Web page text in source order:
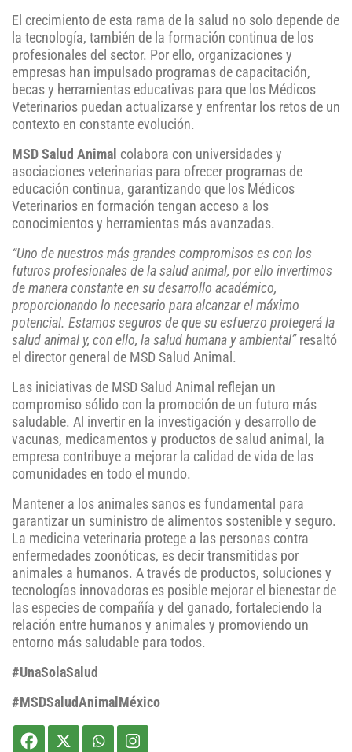
El crecimiento de esta rama de la salud no solo depende de
la tecnología, también de la formación continua de los
profesionales del sector. Por ello, organizaciones y
empresas han impulsado programas de capacitación,
becas y herramientas educativas para que los Médicos
Veterinarios puedan actualizarse y enfrentar los retos de un
contexto en constante evolución.
MSD Salud Animal colabora con universidades y
asociaciones veterinarias para ofrecer programas de
educación continua, garantizando que los Médicos
Veterinarios en formación tengan acceso a los
conocimientos y herramientas más avanzadas.
“Uno de nuestros más grandes compromisos es con los
futuros profesionales de la salud animal, por ello invertimos
de manera constante en su desarrollo académico,
proporcionando lo necesario para alcanzar el máximo
potencial. Estamos seguros de que su esfuerzo protegerá la
salud animal y, con ello, la salud humana y ambiental”resaltó
el director general de MSD Salud Animal.
Las iniciativas de MSD Salud Animal reflejan un
compromiso sólido con la promoción de un futuro más
saludable. Al invertir en la investigación y desarrollo de
vacunas, medicamentos y productos de salud animal, la
empresa contribuye a mejorar la calidad de vida de las
comunidades en todo el mundo.
Mantener a los animales sanos es fundamental para
garantizar un suministro de alimentos sostenible y seguro.
La medicina veterinaria protege a las personas contra
enfermedades zoonóticas, es decir transmitidas por
animales a humanos. A través de productos, soluciones y
tecnologías innovadoras es posible mejorar el bienestar de
las especies de compañía y del ganado, fortaleciendo la
relación entre humanos y animales y promoviendo un
entorno más saludable para todos.
#UnaSolaSalud
#MSDSaludAnimalMéxico